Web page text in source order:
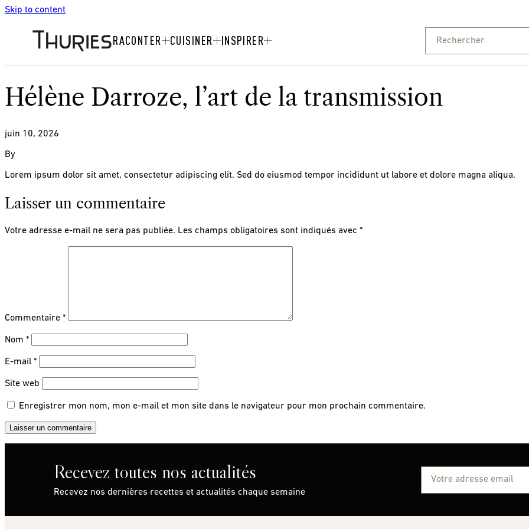
Skip to content
RACONTER CUISINER INSPIRER
Hélène Darroze, l’art de la transmission
juin 10, 2026
By
Lorem ipsum dolor sit amet, consectetur adipiscing elit. Sed do eiusmod tempor incididunt ut labore et dolore magna aliqua.
Laisser un commentaire
Votre adresse e-mail ne sera pas publiée. Les champs obligatoires sont indiqués avec *
Commentaire *
Nom *
E-mail *
Site web
Enregistrer mon nom, mon e-mail et mon site dans le navigateur pour mon prochain commentaire.
Recevez toutes nos actualités
Recevez nos dernières recettes et actualités chaque semaine